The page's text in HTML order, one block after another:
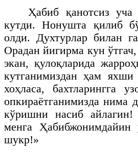
Ҳабиб қанотсиз
кутди. Нонушта қилиб
олди. Духтурлар билан
Орадан йигирма кун
экан, қулоқларида
кутганимиздан ҳам яхши
хоҳласа, бахтларингга
опкираётганимизда нима
кўришни насиб
менга Ҳабибжонимдайин
шукр!»